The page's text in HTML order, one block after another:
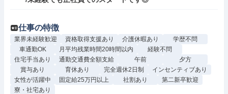
仕事の特徴
業界未経験歓迎 資格取得支援あり 介護休暇あり
学歴不問
車通勤OK
月平均残業時間20時間以内
経験不問
住宅手当あり
通勤交通費全額支給 午前
夕方
賞与あり
育休あり 完全週休2日制
インセンティブあり
女性が活躍中
固定給25万円以上 社割あり
第二新卒歓迎
寮・社宅あり